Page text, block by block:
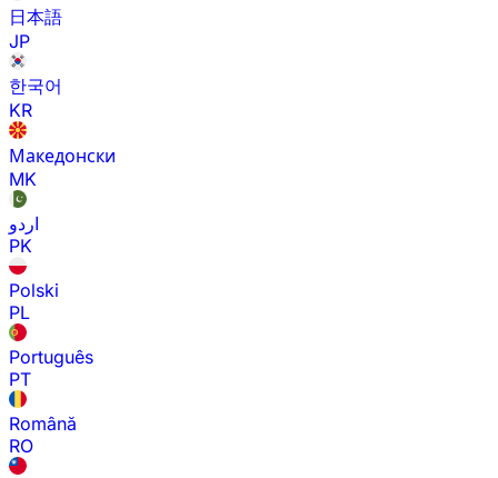
日本語
JP
한국어
KR
Македонски
MK
اردو
PK
Polski
PL
Português
PT
Română
RO